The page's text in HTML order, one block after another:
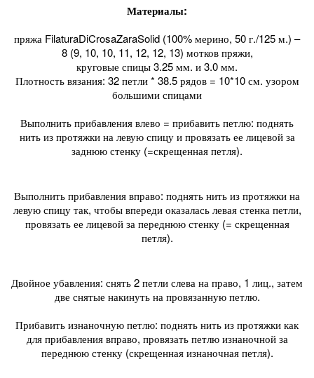
Материалы:
пряжа FilaturaDiCrosaZaraSolid (100% мерино, 50 г./125 м.) –
8 (9, 10, 10, 11, 12, 12, 13) мотков пряжи,
круговые спицы 3.25 мм. и 3.0 мм.
Плотность вязания: 32 петли * 38.5 рядов = 10*10 см. узором
большими спицами
Выполнить прибавления влево = прибавить петлю: поднять
нить из протяжки на левую спицу и провязать ее лицевой за
заднюю стенку (=скрещенная петля).
Выполнить прибавления вправо: поднять нить из протяжки на
левую спицу так, чтобы впереди оказалась левая стенка петли,
провязать ее лицевой за переднюю стенку (= скрещенная
петля).
Двойное убавления: снять 2 петли слева на право, 1 лиц., затем
две снятые накинуть на провязанную петлю.
Прибавить изнаночную петлю: поднять нить из протяжки как
для прибавления вправо, провязать петлю изнаночной за
переднюю стенку (скрещенная изнаночная петля).